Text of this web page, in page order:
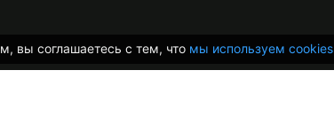
вы соглашаетесь с тем, что мы используем cookies